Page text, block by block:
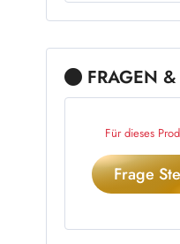
FRAGEN
Für dieses
Frage